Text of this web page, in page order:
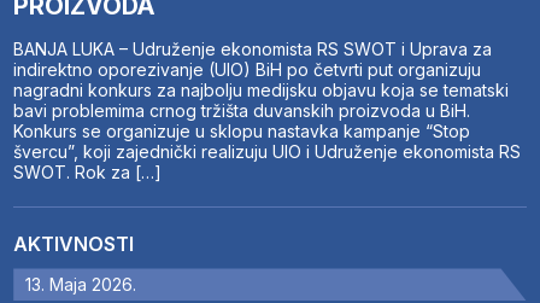
PROIZVODA
BANJA LUKA – Udruženje ekonomista RS SWOT i Uprava za
indirektno oporezivanje (UIO) BiH po četvrti put organizuju
nagradni konkurs za najbolju medijsku objavu koja se tematski
bavi problemima crnog tržišta duvanskih proizvoda u BiH.
Konkurs se organizuje u sklopu nastavka kampanje “Stop
švercu”, koji zajednički realizuju UIO i Udruženje ekonomista RS
SWOT. Rok za […]
AKTIVNOSTI
13. Maja 2026.